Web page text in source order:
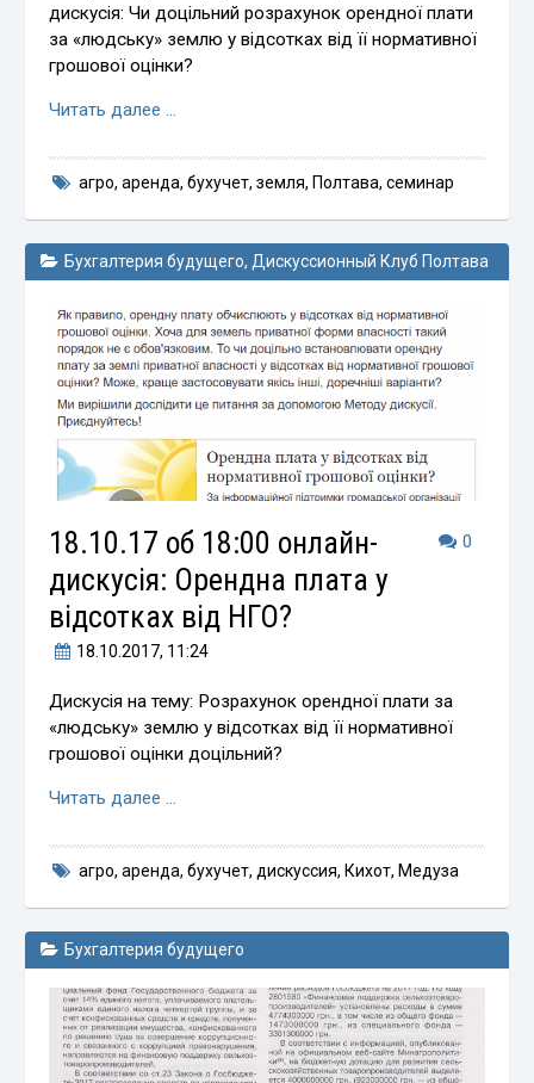
дискусія: Чи доцільний розрахунок орендної плати
за «людську» землю у відсотках від її нормативної
грошової оцінки?
Читать далее …
агро, аренда, бухучет, земля, Полтава, семинар
Бухгалтерия будущего, Дискуссионный Клуб Полтава
0
18.10.17 об 18:00 онлайн-
дискусія: Орендна плата у
відсотках від НГО?
18.10.2017, 11:24
Дискусія на тему: Розрахунок орендної плати за
«людську» землю у відсотках від її нормативної
грошової оцінки доцільний?
Читать далее …
агро, аренда, бухучет, дискуссия, Кихот, Медуза
Бухгалтерия будущего